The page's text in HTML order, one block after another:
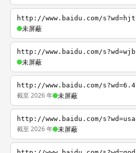
http://www.baidu.com/s?wd=hjt
未屏蔽
http://www.baidu.com/s?wd=wjb
未屏蔽
http://www.baidu.com/s?wd=6.4
截至 2026 年 未屏蔽
http://www.baidu.com/s?wd=usa
截至 2026 年 未屏蔽